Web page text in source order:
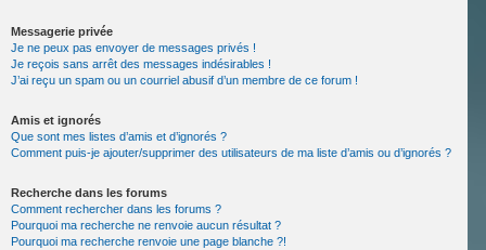
Messagerie privée
Je ne peux pas envoyer de messages privés !
Je reçois sans arrêt des messages indésirables !
J’ai reçu un spam ou un courriel abusif d’un membre de ce forum !
Amis et ignorés
Que sont mes listes d’amis et d’ignorés ?
Comment puis-je ajouter/supprimer des utilisateurs de ma liste d’amis ou d’ignorés ?
Recherche dans les forums
Comment rechercher dans les forums ?
Pourquoi ma recherche ne renvoie aucun résultat ?
Pourquoi ma recherche renvoie une page blanche ?!